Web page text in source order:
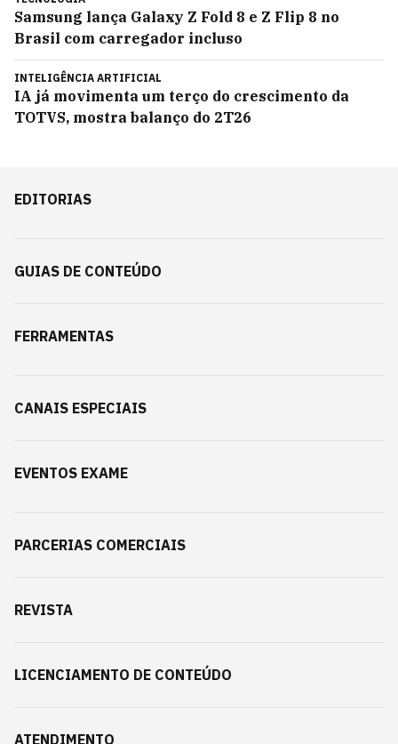
Samsung lança Galaxy Z Fold 8 e Z Flip 8 no
Brasil com carregador incluso
INTELIGÊNCIA ARTIFICIAL
IA já movimenta um terço do crescimento da
TOTVS, mostra balanço do 2T26
EDITORIAS
GUIAS DE CONTEÚDO
FERRAMENTAS
CANAIS ESPECIAIS
EVENTOS EXAME
PARCERIAS COMERCIAIS
REVISTA
LICENCIAMENTO DE CONTEÚDO
ATENDIMENTO